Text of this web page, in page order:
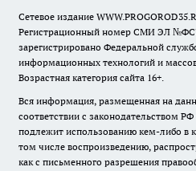
Сетевое издание
Регистрационный номер СМИ ЭЛ
зарегистрировано Федеральной
информационных технологий и
Возрастная категория сайта 16+.
Вся информация, размещенная на
соответствии с законодательством
подлежит использованию кем-либо в
том числе воспроизведению,
как с письменного разрешения